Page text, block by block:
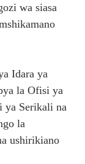
wa siasa
Idara ya
la Ofisi ya
ya Serikali na
la
ushirikiano